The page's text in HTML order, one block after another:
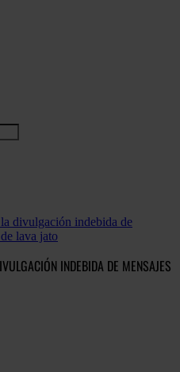
divulgación indebida de
lava jato
INDEBIDA DE MENSAJES